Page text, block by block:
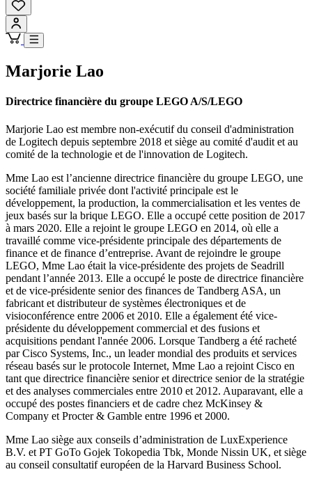
Marjorie Lao
Directrice financière du groupe LEGO A/S/LEGO
Marjorie Lao est membre non-exécutif du conseil d'administration
de Logitech depuis septembre 2018 et siège au comité d'audit et au
comité de la technologie et de l'innovation de Logitech.
Mme Lao est l’ancienne directrice financière du groupe LEGO, une
société familiale privée dont l'activité principale est le
développement, la production, la commercialisation et les ventes de
jeux basés sur la brique LEGO. Elle a occupé cette position de 2017
à mars 2020. Elle a rejoint le groupe LEGO en 2014, où elle a
travaillé comme vice-présidente principale des départements de
finance et de finance d’entreprise. Avant de rejoindre le groupe
LEGO, Mme Lao était la vice-présidente des projets de Seadrill
pendant l’année 2013. Elle a occupé le poste de directrice financière
et de vice-présidente senior des finances de Tandberg ASA, un
fabricant et distributeur de systèmes électroniques et de
visioconférence entre 2006 et 2010. Elle a également été vice-
présidente du développement commercial et des fusions et
acquisitions pendant l'année 2006. Lorsque Tandberg a été racheté
par Cisco Systems, Inc., un leader mondial des produits et services
réseau basés sur le protocole Internet, Mme Lao a rejoint Cisco en
tant que directrice financière senior et directrice senior de la stratégie
et des analyses commerciales entre 2010 et 2012. Auparavant, elle a
occupé des postes financiers et de cadre chez McKinsey &
Company et Procter & Gamble entre 1996 et 2000.
Mme Lao siège aux conseils d’administration de LuxExperience
B.V. et PT GoTo Gojek Tokopedia Tbk, Monde Nissin UK, et siège
au conseil consultatif européen de la Harvard Business School.